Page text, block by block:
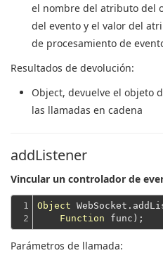
el nombre del atributo del
del evento y el valor del
de procesamiento de
Resultados de devolución:
Object, devuelve el objeto
las llamadas en cadena
addListener
Vincular un controlador de
1
2
Object
Function
Parámetros de llamada: